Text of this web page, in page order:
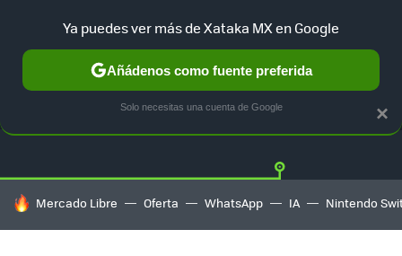
GUÍA DE COMPRAS MERCADO LIBRE
HOY SE HABLA DE
Mercado Libre Oferta WhatsApp IA Nintendo
×
Ya puedes ver más de Xataka MX en Google
Añádenos como fuente preferida
Solo necesitas una cuenta de Google